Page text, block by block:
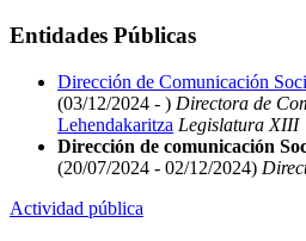
Entidades Públicas
Dirección de Comunicación
(03/12/2024 - ) Directora de
Lehendakaritza Legislatura XIII
Dirección de comunicación
(20/07/2024 - 02/12/2024)
Actividad pública